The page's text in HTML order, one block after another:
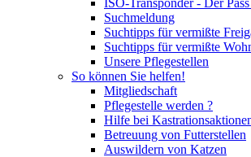
ISO-Transponder - Der
Suchmeldung
Suchtipps für vermißte
Suchtipps für vermißte
Unsere Pflegestellen
So können Sie helfen!
Mitgliedschaft
Pflegestelle werden ?
Hilfe bei
Betreuung von Futterstellen
Auswildern von Katzen